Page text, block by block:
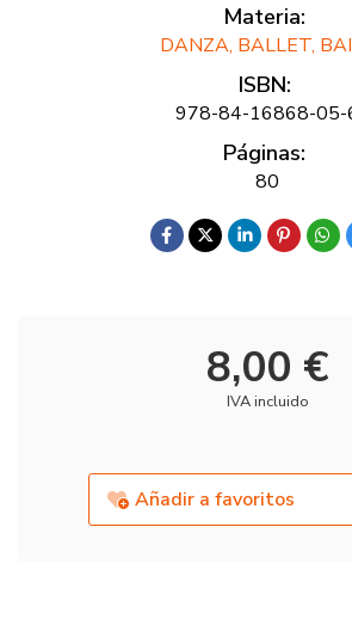
Materia:
DANZA, BALLET,
ISBN:
978-84-16868-05-
Páginas:
80
8,00 €
IVA incluido
Añadir a favoritos